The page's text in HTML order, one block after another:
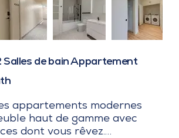
Salles de bain Appartement
appartements modernes
haut de gamme avec
dont vous rêvez.